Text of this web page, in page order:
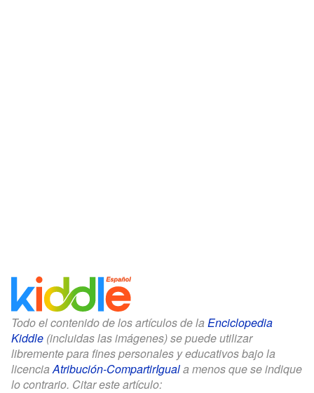
Todo el contenido de los artículos de la Enciclopedia
Kiddle (incluidas las imágenes) se puede utilizar
libremente para fines personales y educativos bajo la
licenciaAtribución-CompartirIguala menos que se indique
lo contrario. Citar este artículo: